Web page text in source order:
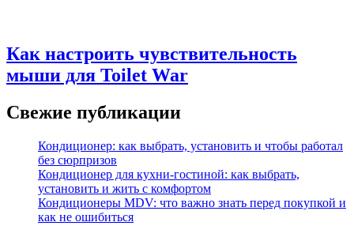
Как настроить чувствительность
мыши для Toilet War
Свежие публикации
Кондиционер: как выбрать, установить и чтобы работал
без сюрпризов
Кондиционер для кухни‑гостиной: как выбрать,
установить и жить с комфортом
Кондиционеры MDV: что важно знать перед покупкой и
как не ошибиться